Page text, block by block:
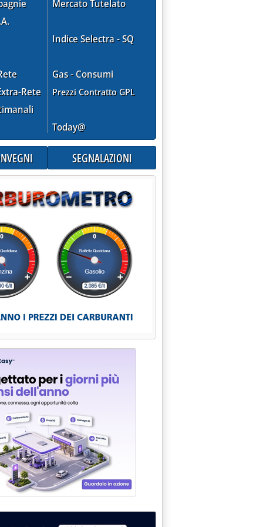
Rete
Mercato Tutelato
Indice Selectra - SQ
Gas - Consumi
Prezzi Contratto GPL
Today@
SEGNALAZIONI